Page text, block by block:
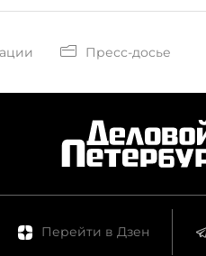
Пресс-досье
Перейти в Дзен